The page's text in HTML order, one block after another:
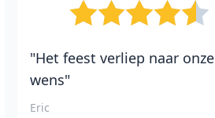
"Het feest verliep naar onze
wens"
Eric